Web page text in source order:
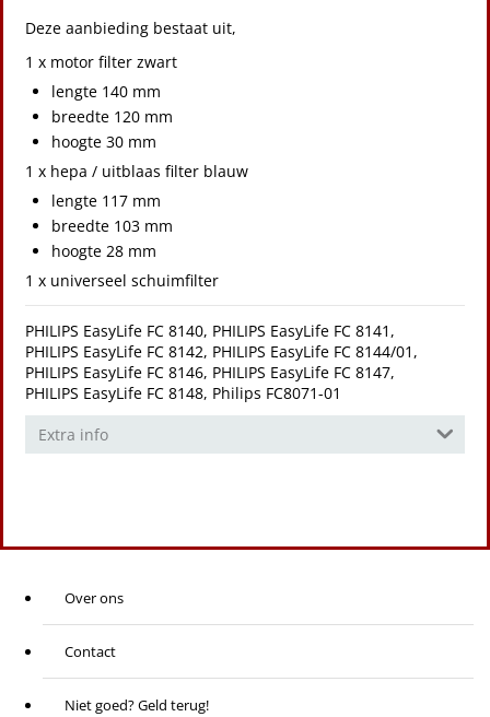
Deze aanbieding bestaat uit,
1 x motor filter zwart
lengte 140 mm
breedte 120 mm
hoogte 30 mm
1 x hepa / uitblaas filter blauw
lengte 117 mm
breedte 103 mm
hoogte 28 mm
1 x universeel schuimfilter
PHILIPS EasyLife FC 8140, PHILIPS EasyLife FC 8141,
PHILIPS EasyLife FC 8142, PHILIPS EasyLife FC 8144/01,
PHILIPS EasyLife FC 8146, PHILIPS EasyLife FC 8147,
PHILIPS EasyLife FC 8148, Philips FC8071-01
Extra info
Over ons
Contact
Niet goed? Geld terug!